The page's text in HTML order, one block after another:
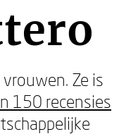
Ze is
150 recensies